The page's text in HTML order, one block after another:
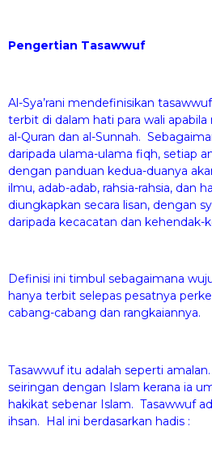
Pengertian Tasawwuf
Al-Sya’rani mendefinisikan
terbit di dalam hati para wali
al-Quran dan al-Sunnah.
daripada ulama-ulama fiqh, setiap
dengan panduan kedua-duanya
ilmu, adab-adab, rahsia-rahsia, dan
diungkapkan secara lisan, dengan
daripada kecacatan dan kehendak-
Definisi ini timbul sebagaimana
hanya terbit selepas pesatnya
cabang-cabang dan rangkaiannya.
Tasawwuf itu adalah seperti
seiringan dengan Islam kerana ia
hakikat sebenar Islam. Tasawwuf
ihsan. Hal ini berdasarkan hadis :